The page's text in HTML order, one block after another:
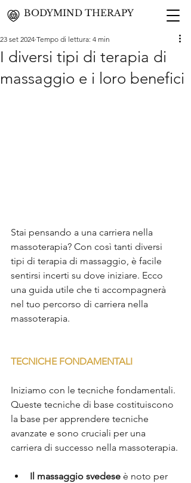
BODYMIND THERAPY
I diversi tipi di terapia di
massaggio e i loro benefici
23 set 2024 Tempo di lettura: 4 min
Stai pensando a una carriera nella
massoterapia? Con così tanti diversi
tipi di terapia di massaggio, è facile
sentirsi incerti su dove iniziare. Ecco
una guida utile che ti accompagnerà
nel tuo percorso di carriera nella
massoterapia.
TECNICHE FONDAMENTALI
Iniziamo con le tecniche fondamentali.
Queste tecniche di base costituiscono
la base per apprendere tecniche
avanzate e sono cruciali per una
carriera di successo nella massoterapia.
Il massaggio svedese è noto per